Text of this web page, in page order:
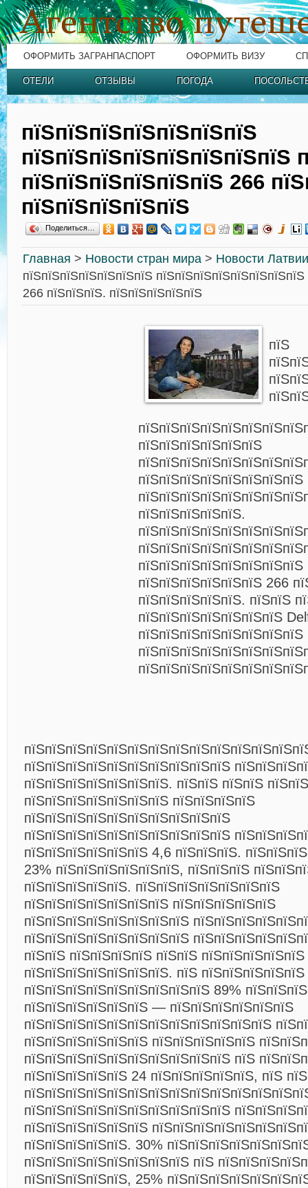
ОФОРМИТЬ ЗАГРАНПАСПОРТ ОФОРМИТЬ ВИЗУ
ОТЕЛИ ОТЗЫВЫ ПОГОДА
пїЅпїЅпїЅпїЅпїЅпїЅпїЅ
пїЅпїЅпїЅпїЅпїЅпїЅпїЅпїЅ
пїЅпїЅпїЅпїЅпїЅпїЅ 266
пїЅпїЅпїЅпїЅпїЅ
Поделиться…
Главная > Новости стран мира > Новости Латвии
пїЅпїЅпїЅпїЅпїЅпїЅпїЅ
266 пїЅпїЅпїЅ. пїЅпїЅпїЅпїЅпїЅ
пїЅ
пїЅпїЅпїЅпїЅпїЅпїЅ
пїЅпїЅпїЅпїЅпїЅпїЅпїЅпїЅ
пїЅпїЅпїЅпїЅпїЅ.
пїЅпїЅпїЅпїЅпїЅпїЅпїЅпїЅ
пїЅпїЅпїЅпїЅпїЅпїЅ 266
пїЅпїЅпїЅпїЅпїЅ. пїЅпїЅ
пїЅпїЅпїЅпїЅпїЅпїЅпїЅ
пїЅпїЅпїЅпїЅпїЅпїЅпїЅпїЅ
пїЅпїЅпїЅпїЅпїЅпїЅпїЅпїЅпїЅпїЅ
пїЅпїЅпїЅпїЅпїЅпїЅпїЅ. пїЅпїЅ пїЅпїЅ
пїЅпїЅпїЅпїЅпїЅпїЅпїЅ пїЅпїЅпїЅпїЅ
пїЅпїЅпїЅпїЅпїЅпїЅпїЅпїЅпїЅпїЅ
пїЅпїЅпїЅпїЅпїЅпїЅпїЅпїЅпїЅпїЅ
пїЅпїЅпїЅпїЅпїЅпїЅ 4,6 пїЅпїЅпїЅ.
23% пїЅпїЅпїЅпїЅпїЅпїЅ, пїЅпїЅпїЅ
пїЅпїЅпїЅпїЅпїЅ. пїЅпїЅпїЅпїЅпїЅпїЅпїЅ
пїЅпїЅпїЅпїЅпїЅпїЅпїЅ пїЅпїЅпїЅпїЅпїЅ
пїЅпїЅпїЅпїЅпїЅпїЅпїЅпїЅ
пїЅпїЅпїЅпїЅпїЅпїЅпїЅпїЅ
пїЅпїЅ пїЅпїЅпїЅпїЅ пїЅпїЅ
пїЅпїЅпїЅпїЅпїЅпїЅпїЅ. пїЅ пїЅпїЅпїЅпїЅпїЅ
пїЅпїЅпїЅпїЅпїЅпїЅпїЅпїЅпїЅ 89%
пїЅпїЅпїЅпїЅпїЅпїЅ — пїЅпїЅпїЅпїЅпїЅпїЅ
пїЅпїЅпїЅпїЅпїЅпїЅпїЅпїЅпїЅпїЅпїЅпїЅ
пїЅпїЅпїЅпїЅпїЅпїЅ пїЅпїЅпїЅпїЅпїЅ
пїЅпїЅпїЅпїЅпїЅпїЅпїЅпїЅпїЅпїЅ пїЅ
пїЅпїЅпїЅпїЅпїЅ 24 пїЅпїЅпїЅпїЅпїЅ, пїЅ
пїЅпїЅпїЅпїЅпїЅпїЅпїЅпїЅпїЅпїЅ
пїЅпїЅпїЅпїЅпїЅпїЅ
пїЅпїЅпїЅпїЅпїЅ. 30%
пїЅпїЅпїЅпїЅпїЅпїЅпїЅпїЅ пїЅ
пїЅпїЅпїЅпїЅпїЅ, 25%